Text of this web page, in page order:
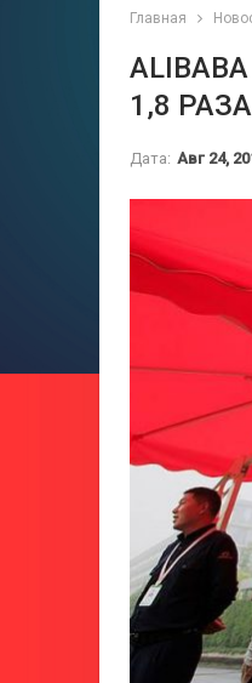
Главная
1,8 РАЗА
Дата: Авг 24,